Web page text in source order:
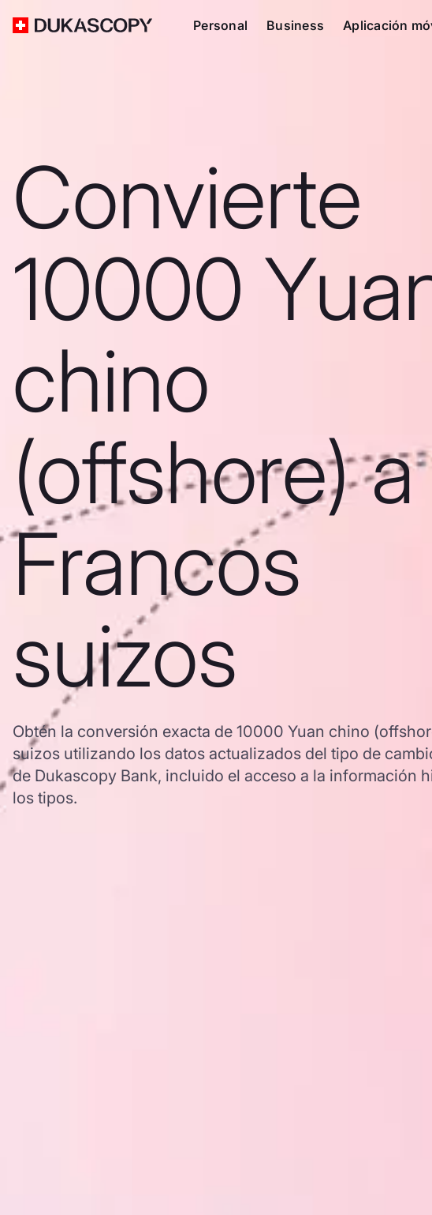
Personal Business Aplicación
Convierte
10000
chino
(offshore) a
Francos
suizos
Obtén la conversión exacta de 10000 Yuan chino
suizos utilizando los datos actualizados del tipo de
de Dukascopy Bank, incluido el acceso a la información
los tipos.